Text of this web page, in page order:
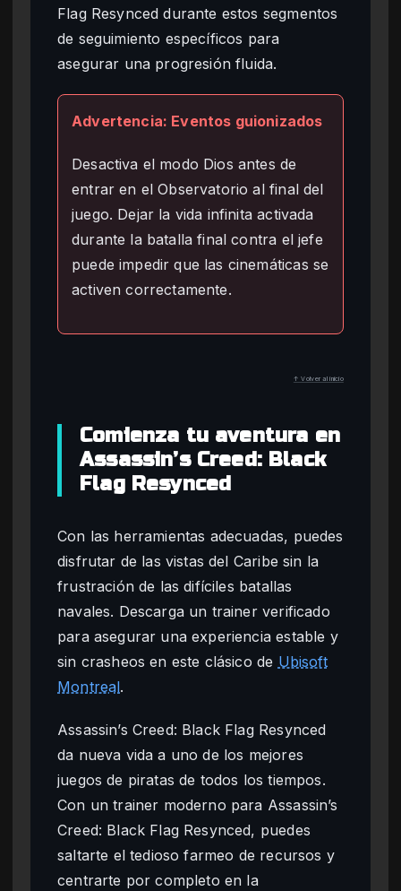
Flag Resynced durante estos segmentos
de seguimiento específicos para
asegurar una progresión fluida.
Advertencia: Eventos guionizados
Desactiva el modo Dios antes de
entrar en el Observatorio al final del
juego. Dejar la vida infinita activada
durante la batalla final contra el jefe
puede impedir que las cinemáticas se
activen correctamente.
↑ Volver al inicio
Comienza tu aventura en
Assassin’s Creed: Black
Flag Resynced
Con las herramientas adecuadas, puedes
disfrutar de las vistas del Caribe sin la
frustración de las difíciles batallas
navales. Descarga un trainer verificado
para asegurar una experiencia estable y
sin crasheos en este clásico de Ubisoft
Montreal.
Assassin’s Creed: Black Flag Resynced
da nueva vida a uno de los mejores
juegos de piratas de todos los tiempos.
Con un trainer moderno para Assassin’s
Creed: Black Flag Resynced, puedes
saltarte el tedioso farmeo de recursos y
centrarte por completo en la